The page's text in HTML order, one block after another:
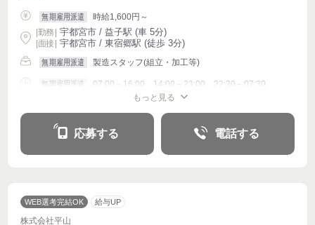
無期雇用派遣
時給1,600円～
|勤務 宇都宮市 / 益子駅 (車 5分)
| 面接 | 宇都宮市 / 東宿郷駅 (徒歩 3分)
無期雇用派遣 製造スタッフ(組立・加工等)
無期雇用派遣 07:00～16:00、14:00～23:00、22:30～07:30
もっと見る
応募する 電話する
WEB選考完結OK 給与UP
株式会社平山